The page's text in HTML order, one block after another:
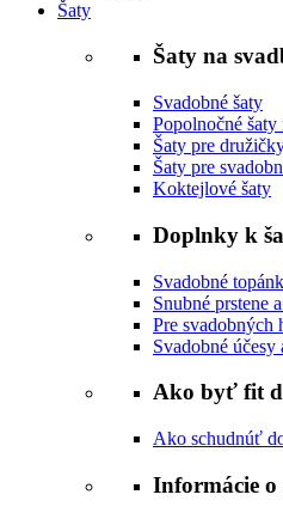
Šaty
Šaty na
Svadobné šaty
Popolnočné šaty
Šaty pre
Šaty pre
Koktejlové šaty
Doplnky k
Svadobné
Snubné prstene
Pre svadobných
Svadobné účesy
Ako byť fit
Ako schudnúť
Informácie o